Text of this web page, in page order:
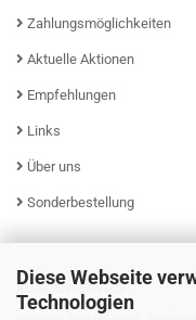
Diese Webseite
Technologien
Zahlungsmöglichkeiten
Aktuelle Aktionen
Empfehlungen
Links
Über uns
Sonderbestellung
KUNDENSERVICE